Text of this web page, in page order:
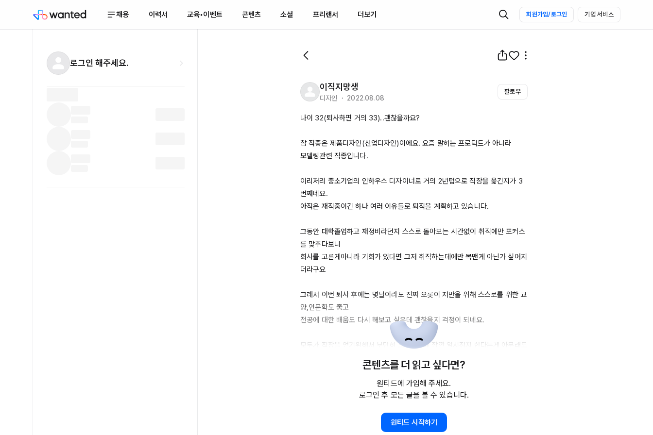
채용 이력서 교육•이벤트 콘텐츠 소셜 프리랜서 더보기 회원가입/로그인 기업 서비스
로그인 해주세요.
이직지망생
디자인 ・ 2022.08.08
팔로우
나이 32(퇴사하면 거의 33)..괜찮을까요?
참 직종은 제품디자인(산업디자인)이에요. 요즘 말하는 프로덕트가 아니라
모델링관련 직종입니다.
이리저리 중소기업의 인하우스 디자이너로 거의 2년텀으로 직장을 옮긴지가 3
번째네요.
아직은 재직중이긴 하나 여러 이유들로 퇴직을 계획하고 있습니다.
그동안 대학졸업하고 재정비라던지 스스로 돌아보는 시간없이 취직에만 포커스
를 맞추다보니
회사를 고른게아니라 기회가 있다면 그저 취직하는데에만 목맨게 아닌가 싶어지
더라구요
그래서 이번 퇴사 후에는 몇달이라도 진짜 오롯이 저만을 위해 스스로를 위한 교
양,인문학도 좋고
전공에 대한 배움도 다시 해보고 싶은데 괜찮을지 걱정이 되네요.
모두가 직장을 얻기위해서 부단히 노력하는데 잠깐 일시정지 한다는게 아무래도
어려운 것도 있는 것 같아요.
(물론 재정적인 문제도 있긴해서 프리랜서를 하던지, 아예 다른 알바를 하면서
잠깐 쉴까 싶기도해요)
1) 기업입장에서 어떨지 모르겠는데 퇴사 후 몇 달의 공백기간을 좋게 봐줄지
콘텐츠를 더 읽고 싶다면?
원티드에 가입해 주세요.
로그인 후 모든 글을 볼 수 있습니다.
원티드 시작하기